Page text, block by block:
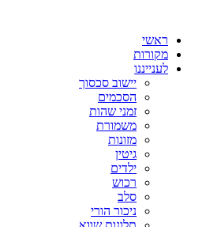
ראשי
מקורות
לענייננו
יישוב סכסוך
הסכמים
זמני שהות
משמורת
מזונות
גיטין
ילדים
רכוש
סלב
ניכור הורי